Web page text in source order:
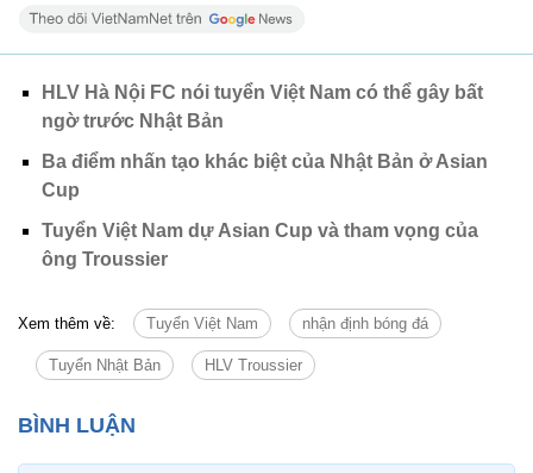
HLV Hà Nội FC nói tuyển Việt Nam có thể gây bất
ngờ trước Nhật Bản
Ba điểm nhấn tạo khác biệt của Nhật Bản ở Asian
Cup
Tuyển Việt Nam dự Asian Cup và tham vọng của
ông Troussier
Xem thêm về: Tuyển Việt Nam nhận định bóng đá
Tuyển Nhật Bản HLV Troussier